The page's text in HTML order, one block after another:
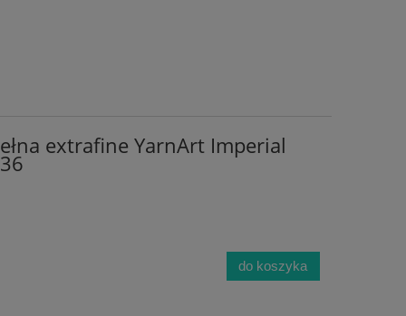
extrafine YarnArt Imperial
do koszyka